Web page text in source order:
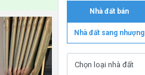
Nhà đất bán
Nhà đất sang nhượng